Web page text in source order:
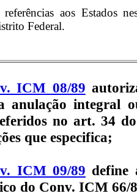
aos Estados
Federal.
ICM 08/89
anulação integral
no art. 34
que especifica;
ICM 09/89 define
do Conv. ICM 66/